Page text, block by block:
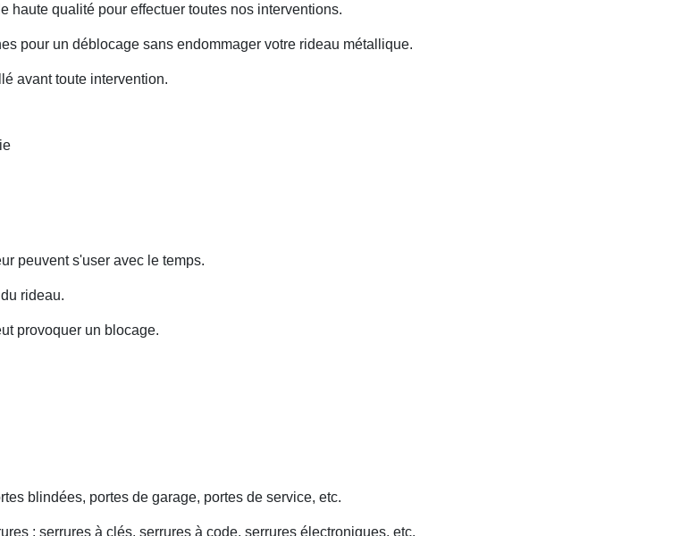
haute qualité pour effectuer toutes nos interventions.
pour un déblocage sans endommager votre rideau métallique.
avant toute intervention.
peuvent s'user avec le temps.
rideau.
provoquer un blocage.
blindées, portes de garage, portes de service, etc.
: serrures à clés, serrures à code, serrures électroniques, etc.